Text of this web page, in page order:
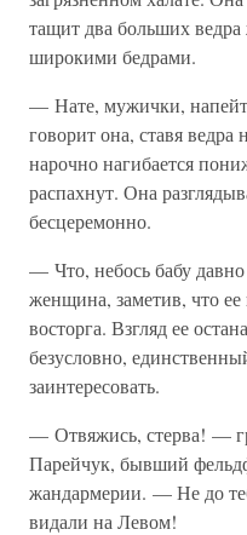
тащит два больших
широкими бедрами.
— Нате, мужички,
говорит она, ставя
нарочно нагибается
распахнут. Она
бесцеремонно.
— Что, небось бабу
женщина, заметив, что
восторга. Взгляд ее
безусловно,
заинтересовать.
— Отвяжись, стерва! —
Парейчук, бывший
жандармерии. — Не до
видали на Левом!